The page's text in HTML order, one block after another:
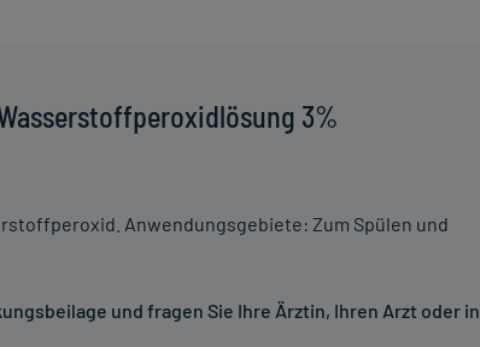
3%
Anwendungsgebiete: Zum Spülen und
und fragen Sie Ihre Ärztin, Ihren Arzt oder in